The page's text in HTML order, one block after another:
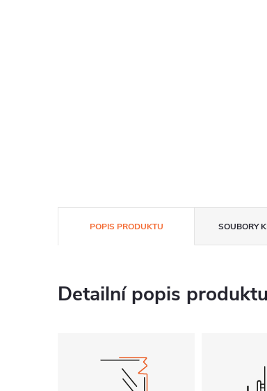
POPIS PRODUKTU SOUBORY
Detailní popis produktu